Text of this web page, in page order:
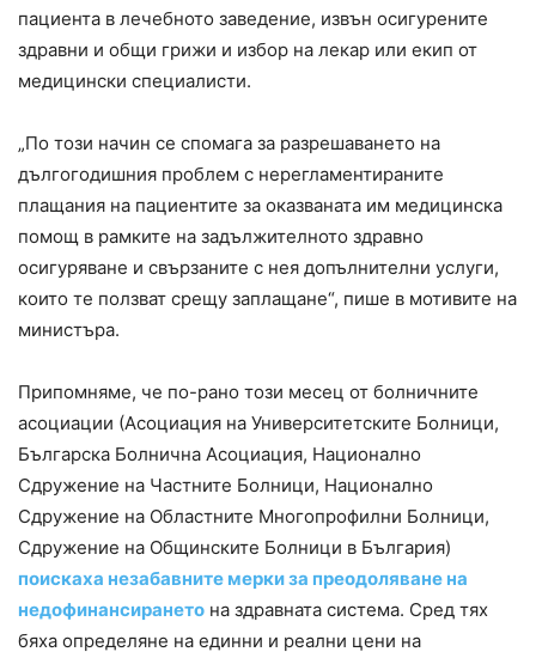
пациента в лечебното заведение, извън осигурените
здравни и общи грижи и избор на лекар или екип от
медицински специалисти.
„По този начин се спомага за разрешаването на
дългогодишния проблем с нерегламентираните
плащания на пациентите за оказваната им медицинска
помощ в рамките на задължителното здравно
осигуряване и свързаните с нея допълнителни услуги,
които те ползват срещу заплащане“, пише в мотивите на
министъра.
Припомняме, че по-рано този месец от болничните
асоциации (Асоциация на Университетските Болници,
Българска Болнична Асоциация, Национално
Сдружение на Частните Болници, Национално
Сдружение на Областните Многопрофилни Болници,
Сдружение на Общинските Болници в България)
поискаха незабавните мерки за преодоляване на
недофинансирането на здравната система. Сред тях
бяха определяне на единни и реални цени на